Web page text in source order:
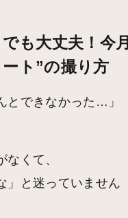
も大丈夫！今
ト”の撮り方
とできなかった…」
くて、
」と迷っていません